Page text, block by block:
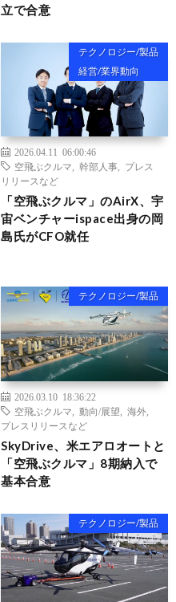
立で合意
テクノロジー/製品
経営/業界動向
2026.04.11 06:00:46
空飛ぶクルマ
幹部人事
プレス
リリースなど
「空飛ぶクルマ」のAirX、宇
宙ベンチャーispace出身の岡
島氏がCFO就任
テクノロジー/製品
2026.03.10 18:36:22
空飛ぶクルマ
動向/展望 海外
プレスリリースなど
SkyDrive、米エアロオートと
「空飛ぶクルマ」8期納入で
基本合意
テクノロジー/製品